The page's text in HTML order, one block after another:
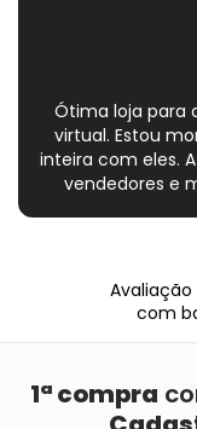
Ótima loja para
virtual. Estou
inteira com eles.
vendedores e
com